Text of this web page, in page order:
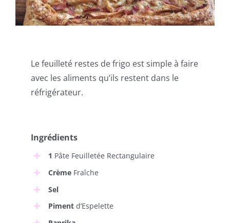
Le feuilleté restes de frigo est simple à faire
avec les aliments qu’ils restent dans le
réfrigérateur.
Ingrédients
1 Pâte Feuilletée Rectangulaire
CrèmeFraîche
Sel
Pimentd’Espelette